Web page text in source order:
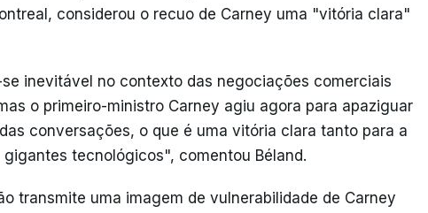
considerou o recuo de Carney uma "vitória clara"
inevitável no contexto das negociações comerciais
o primeiro-ministro Carney agiu agora para apaziguar
conversações, o que é uma vitória clara tanto para a
tecnológicos", comentou Béland.
transmite uma imagem de vulnerabilidade de Carney